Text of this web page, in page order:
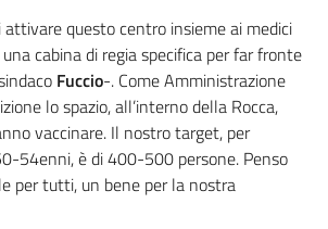
attivare questo centro insieme ai medici
una cabina di regia specifica per far fronte
Fuccio-. Come Amministrazione
lo spazio, all’interno della Rocca,
vaccinare. Il nostro target, per
54enni, è di 400-500 persone. Penso
per tutti, un bene per la nostra